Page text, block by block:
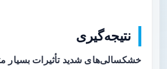
نتیجه‌گیری
خشکسالی‌های شدید تأثیرات بسیار